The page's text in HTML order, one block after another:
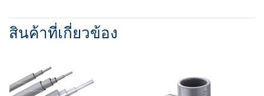
สินค้าที่เกี่ยวข้อง